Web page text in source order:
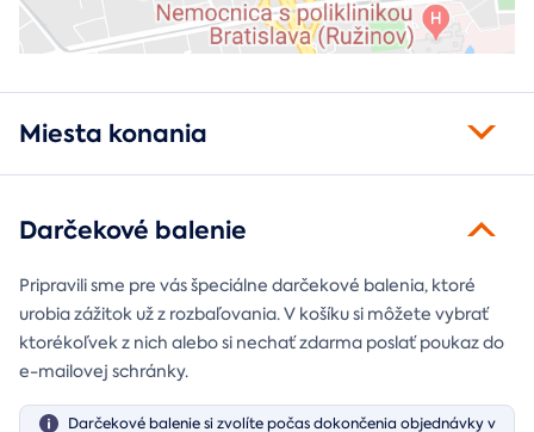
Miesta konania
Darčekové balenie
Pripravili sme pre vás špeciálne darčekové balenia, ktoré
urobia zážitok už z rozbaľovania. V košíku si môžete vybrať
ktorékoľvek z nich alebo si nechať zdarma poslať poukaz do
e-mailovej schránky.
Darčekové balenie si zvolíte počas dokončenia objednávky v